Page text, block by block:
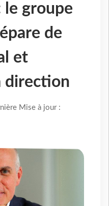
le groupe
de
et
direction
Mise à jour :